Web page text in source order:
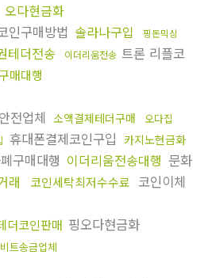
오다현금화
인구매방법 솔라나구입 핑돈믹싱
테더전송 이더리움전송 트론 리플코
매대행
전업체 소액결제테더구매 오다집
휴대폰결제코인구입 카지노현금화
구매대행 이더리움전송대행 문화
래 코인세탁최저수수료 코인이체
더코인판매 핑오다현금화
비트송금업체